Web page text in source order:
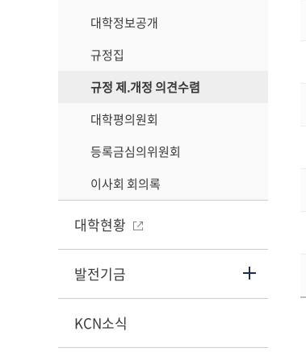
대학정보공개
규정집
규정 제.개정 의견수렴
대학평의원회
등록금심의위원회
이사회 회의록
대학현황
발전기금
KCN소식